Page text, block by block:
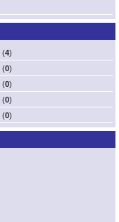
(4)
(0)
(0)
(0)
(0)